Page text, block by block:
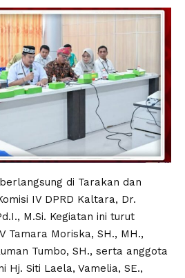
di Tarakan dan
IV DPRD Kaltara, Dr.
M.Si. Kegiatan ini turut
Tamara Moriska, SH., MH.,
Tumbo, SH., serta anggota
Hj. Siti Laela, Vamelia, SE.,